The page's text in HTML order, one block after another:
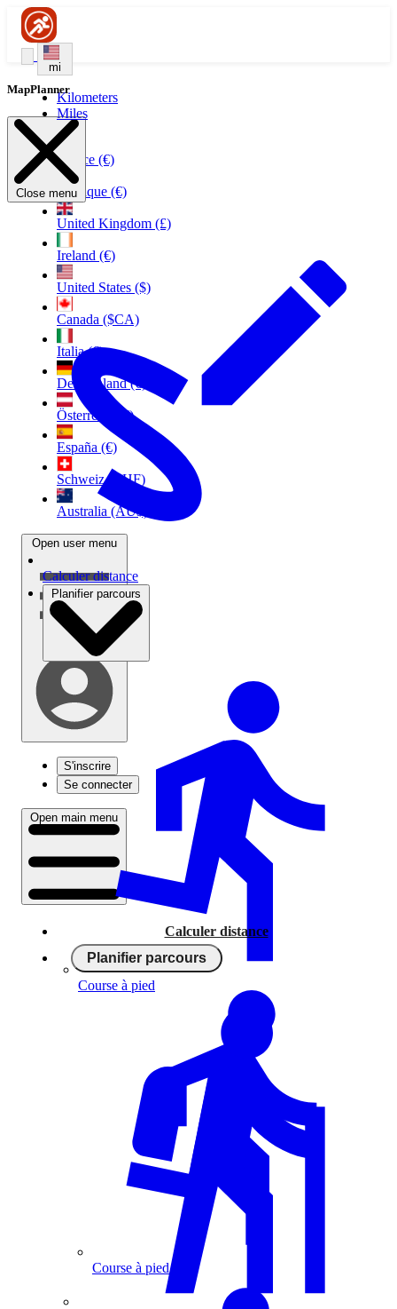
mi
Kilometers
Miles
France (€)
Belgique (€)
United Kingdom (£)
Ireland (€)
United States ($)
Canada ($CA)
Italia (€)
Deutschland (€)
Österreich (€)
España (€)
Schweiz (CHF)
Australia (AU$)
Open user menu
S'inscrire
Se connecter
Open main menu
Calculer distance
Planifier parcours
Course à pied
MapPlanner
Close menu
Calculer distance
Planifier parcours
Course à pied